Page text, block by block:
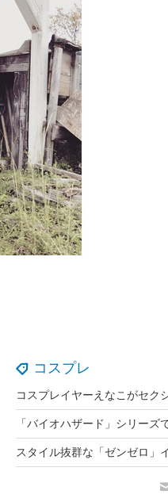
コスプレ
コスプレイヤーえなこがセク